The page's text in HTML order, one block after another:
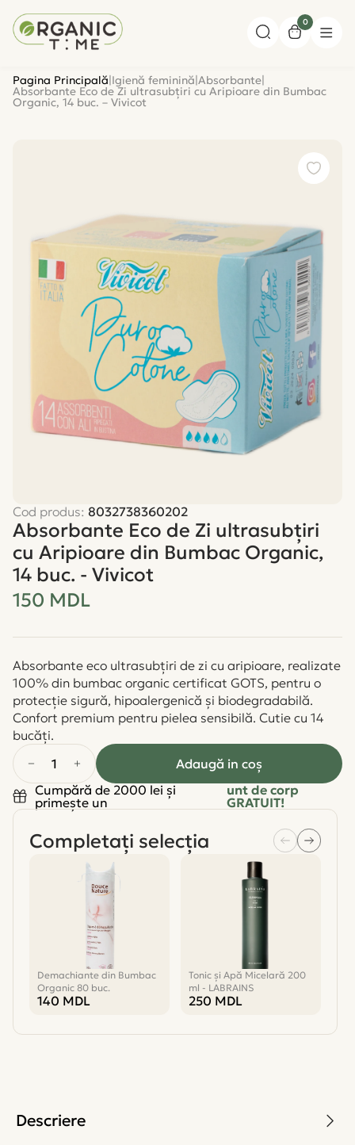
0
Pagina Principală|Igienă feminină|Absorbante|
Absorbante Eco de Zi ultrasubțiri cu Aripioare din Bumbac
Organic, 14 buc. – Vivicot
Cod produs: 8032738360202
Absorbante Eco de Zi ultrasubțiri
cu Aripioare din Bumbac Organic,
14 buc. - Vivicot
150 MDL
Absorbante eco ultrasubțiri de zi cu aripioare, realizate
100% din bumbac organic certificat GOTS, pentru o
protecție sigură, hipoalergenică și biodegradabilă.
Confort premium pentru pielea sensibilă. Cutie cu 14
bucăți.
1
Adaugă in coş
Cumpără de 2000 lei și
primește un
unt de corp
GRATUIT!
Completați selecția
Demachiante din Bumbac
Organic 80 buc.
140 MDL
Tonic și Apă Micelară 200
ml - LABRAINS
250 MDL
Descriere